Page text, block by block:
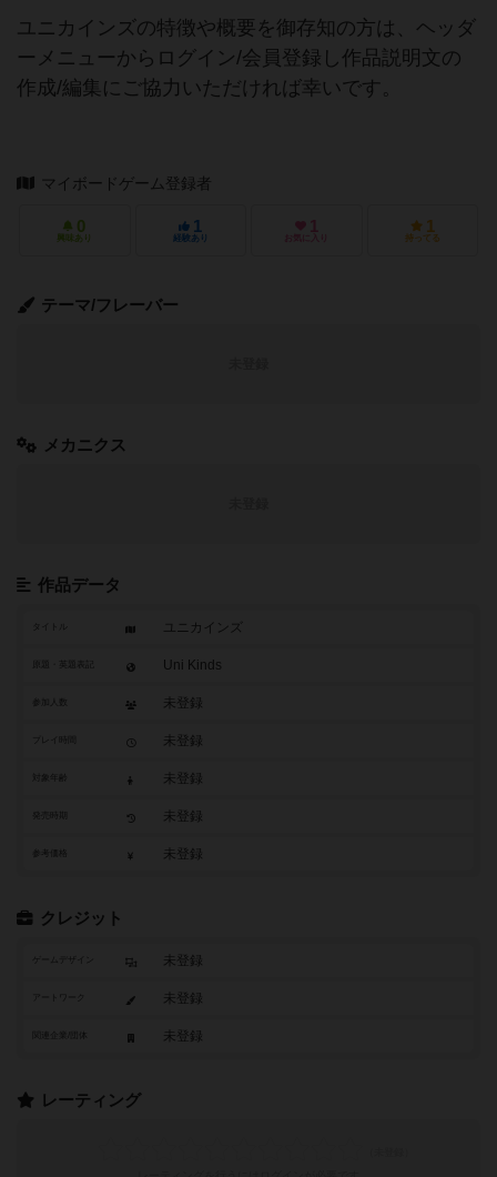
ユニカインズの特徴や概要を御存知の方は、ヘッダ
ーメニューからログイン/会員登録し作品説明文の
作成/編集にご協力いただければ幸いです。
マイボードゲーム登録者
0
興味あり
1
経験あり
1
お気に入り
1
持ってる
テーマ/フレーバー
メカニクス
作品データ
タイトル ユニカインズ
Uni Kinds
参加人数 未登録
未登録
未登録
未登録
参考価格 未登録
クレジット
ゲームデザイン 未登録
アートワーク 未登録
未登録
レーティング